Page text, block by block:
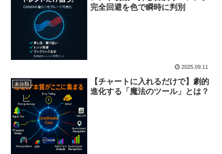
完全回避を色で瞬時に判別
2025.09.11
未分類
【チャートに入れるだけで】劇的
進化する「魔法のツール」とは？